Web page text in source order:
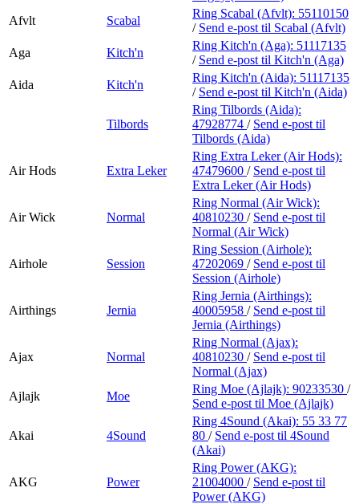
Afvlt
Scabal
Ring Scabal (Afvlt): 55110150
/ Send e-post til Scabal (Afvlt)
Aga
Kitch'n
Ring Kitch'n (Aga): 51117135
/ Send e-post til Kitch'n (Aga)
Aida
Kitch'n
Ring Kitch'n (Aida): 51117135
/ Send e-post til Kitch'n (Aida)
Tilbords
Ring Tilbords (Aida):
47928774 / Send e-post til
Tilbords (Aida)
Air Hods Extra Leker
Ring Extra Leker (Air Hods):
47479600 / Send e-post til
Extra Leker (Air Hods)
Air Wick Normal
Ring Normal (Air Wick):
40810230 / Send e-post til
Normal (Air Wick)
Airhole Session
Ring Session (Airhole):
47202069 / Send e-post til
Session (Airhole)
Airthings Jernia
Ring Jernia (Airthings):
40005958 / Send e-post til
Jernia (Airthings)
Ajax Normal
Ring Normal (Ajax):
40810230 / Send e-post til
Normal (Ajax)
Ajlajk
Moe
Ring Moe (Ajlajk): 90233530 /
Send e-post til Moe (Ajlajk)
Akai 4Sound
Ring 4Sound (Akai): 55 33 77
80 / Send e-post til 4Sound
(Akai)
AKG Power
Ring Power (AKG):
21004000 / Send e-post til
Power (AKG)